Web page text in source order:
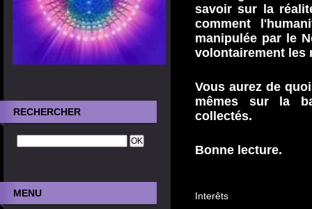
RECHERCHER
MENU
savoir sur la
comment
manipulée par le
volontairement les
Vous aurez de
mêmes sur la
collectés.
Bonne lecture.
Interêts